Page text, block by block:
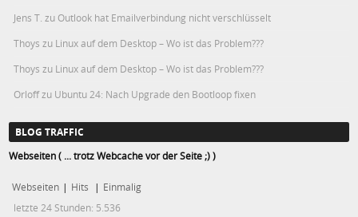
Jens T. zu Outlook hat Emailverbindung nicht verschlüsselt
Thoys zu Linux auf dem Desktop – Wo ist das Problem???
Thoys zu Linux auf dem Desktop – Wo ist das Problem???
Orloffzu Ubuntu 24: Nach Upgrade den Bootloop fixen
BLOG TRAFFIC
Webseiten ( ... trotz Webcache vor der Seite ;) )
Webseiten | Hits | Einmalig
letzte 24 Stunden: 5.536